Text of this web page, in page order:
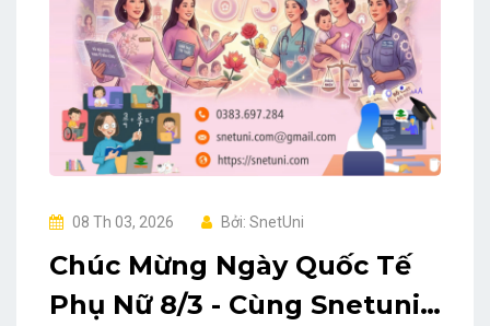
08 Th 03, 2026 Bởi: SnetUni
Chúc Mừng Ngày Quốc Tế
Phụ Nữ 8/3 - Cùng Snetuni